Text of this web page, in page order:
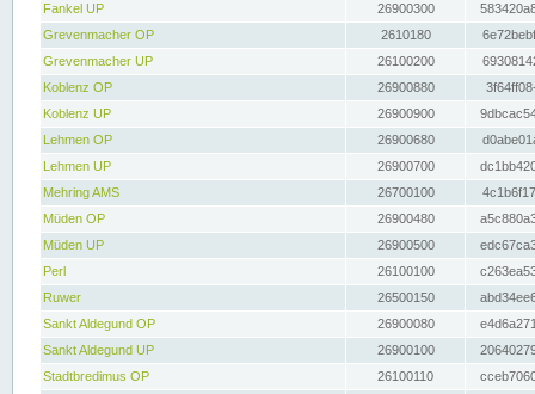
Fankel UP
26900300
Grevenmacher OP
2610180
Grevenmacher UP
26100200
Koblenz OP
26900880
Koblenz UP
26900900
Lehmen OP
26900680
Lehmen UP
26900700
Mehring AMS
26700100
Müden OP
26900480
Müden UP
26900500
Perl
26100100
Ruwer
26500150
Sankt Aldegund OP
26900080
Sankt Aldegund UP
26900100
Stadtbredimus OP
26100110